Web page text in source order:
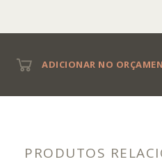
ADICIONAR NO
PRODUTOS